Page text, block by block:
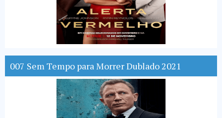
007 Sem Tempo para Morrer Dublado 2021